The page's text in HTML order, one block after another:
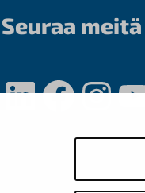
Seuraa meitä
LinkedIn Facebook InstagramYouTube